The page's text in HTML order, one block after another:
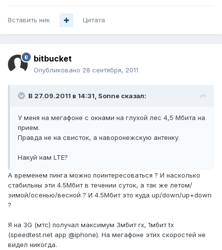
Вставить ник Цитата
bitbucket
Опубликовано 28 сентября, 2011
В 27.09.2011 в 14:31, Sonne сказал:
У меня на мегафоне с окнами на глухой лес 4,5 Мбита на
прием.
Правда не на свисток, а наворонежскую антенку.
Накуй нам LTE?
А временем пинга можно поинтересоваться ? И насколько
стабильны эти 4.5Мбит в течении суток, а так же летом/
зимой/осенью/весной ? И 4.5Мбит это куда up/down/up+down
?
Я на 3G (мтс) получал максимум 3мбит rx, 1мбит tx
(speedtest.net app @iphone). На мегафоне этих скоростей не
видел никогда.